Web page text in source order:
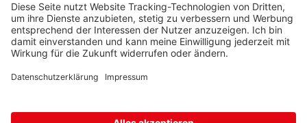
Unsere Arbeitswelt
all inclusive Fitness Campus
Benefits
Offene Jobs
Erfolgstipps